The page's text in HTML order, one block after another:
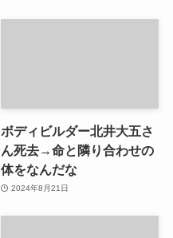
ボディビルダー北井大五さ
ん死去→命と隣り合わせの
体をなんだな
2024年8月21日